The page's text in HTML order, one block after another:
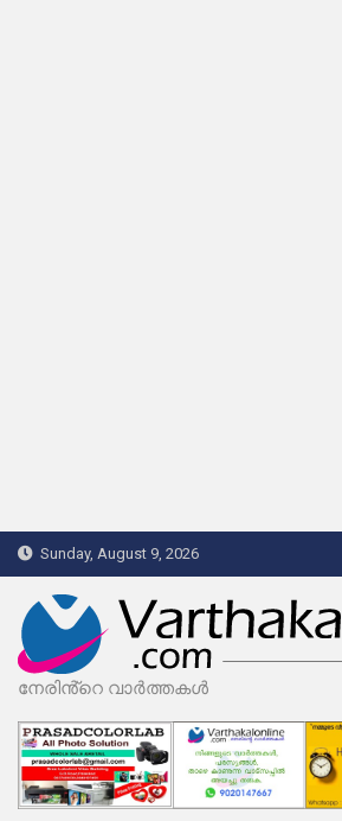
Skip
to
content
Sunday, August 9, 2026
നേരിൻ്റെ വാർത്തകൾ